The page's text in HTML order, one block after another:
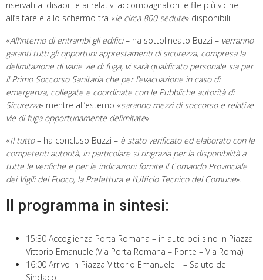
riservati ai disabili e ai relativi accompagnatori le file più vicine
all’altare e allo schermo tra «le circa 800 sedute» disponibili.
«All’interno di entrambi gli edifici– ha sottolineato Buzzi – verranno
garanti tutti gli opportuni apprestamenti di sicurezza, compresa la
delimitazione di varie vie di fuga, vi sarà qualificato personale sia per
il Primo Soccorso Sanitaria che per l’evacuazione in caso di
emergenza, collegate e coordinate con le Pubbliche autorità di
Sicurezza» mentre all’esterno «saranno mezzi di soccorso e relative
vie di fuga opportunamente delimitate».
«Il tutto– ha concluso Buzzi – è stato verificato ed elaborato con le
competenti autorità, in particolare si ringrazia per la disponibilità a
tutte le verifiche e per le indicazioni fornite il Comando Provinciale
dei Vigili del Fuoco, la Prefettura e l’Ufficio Tecnico del Comune».
Il programma in sintesi:
15:30 Accoglienza Porta Romana – in auto poi sino in Piazza
Vittorio Emanuele (Via Porta Romana – Ponte – Via Roma)
16:00 Arrivo in Piazza Vittorio Emanuele II – Saluto del
Sindaco